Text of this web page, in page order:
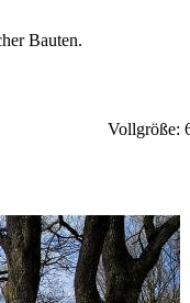
Bauten.
Vollgröße: